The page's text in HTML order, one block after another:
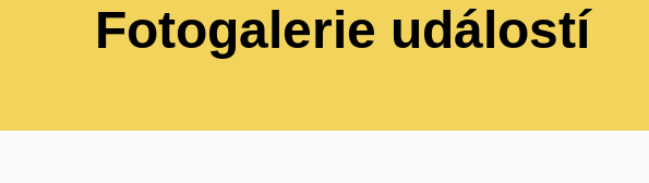
Fotogalerie událostí